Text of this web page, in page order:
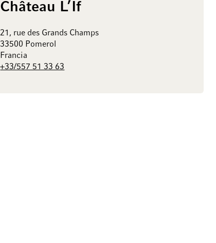
Château L’If
21, rue des Grands Champs
33500 Pomerol
Francia
+33/557 51 33 63